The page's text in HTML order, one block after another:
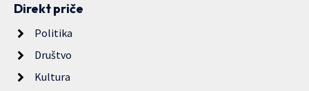
Direkt priče
Politika
Društvo
Kultura